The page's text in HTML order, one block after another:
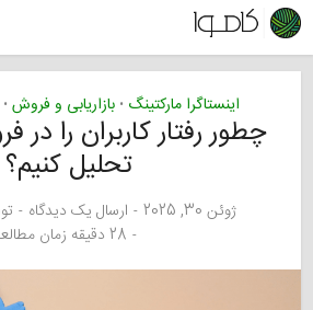
اینستاگرا مارکتینگ • بازاریابی و فروش •
چطور رفتار کاربران را در
تحلیل کنیم؟
ژوئن 30, 2025 ارسال یک دیدگاه
28 دقیقه زمان مطالعه